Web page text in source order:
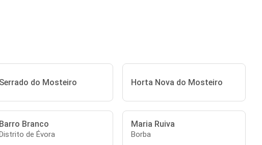
Serrado do Mosteiro Horta Nova do Mosteiro
Barro Branco
de Évora
Maria Ruiva
Borba